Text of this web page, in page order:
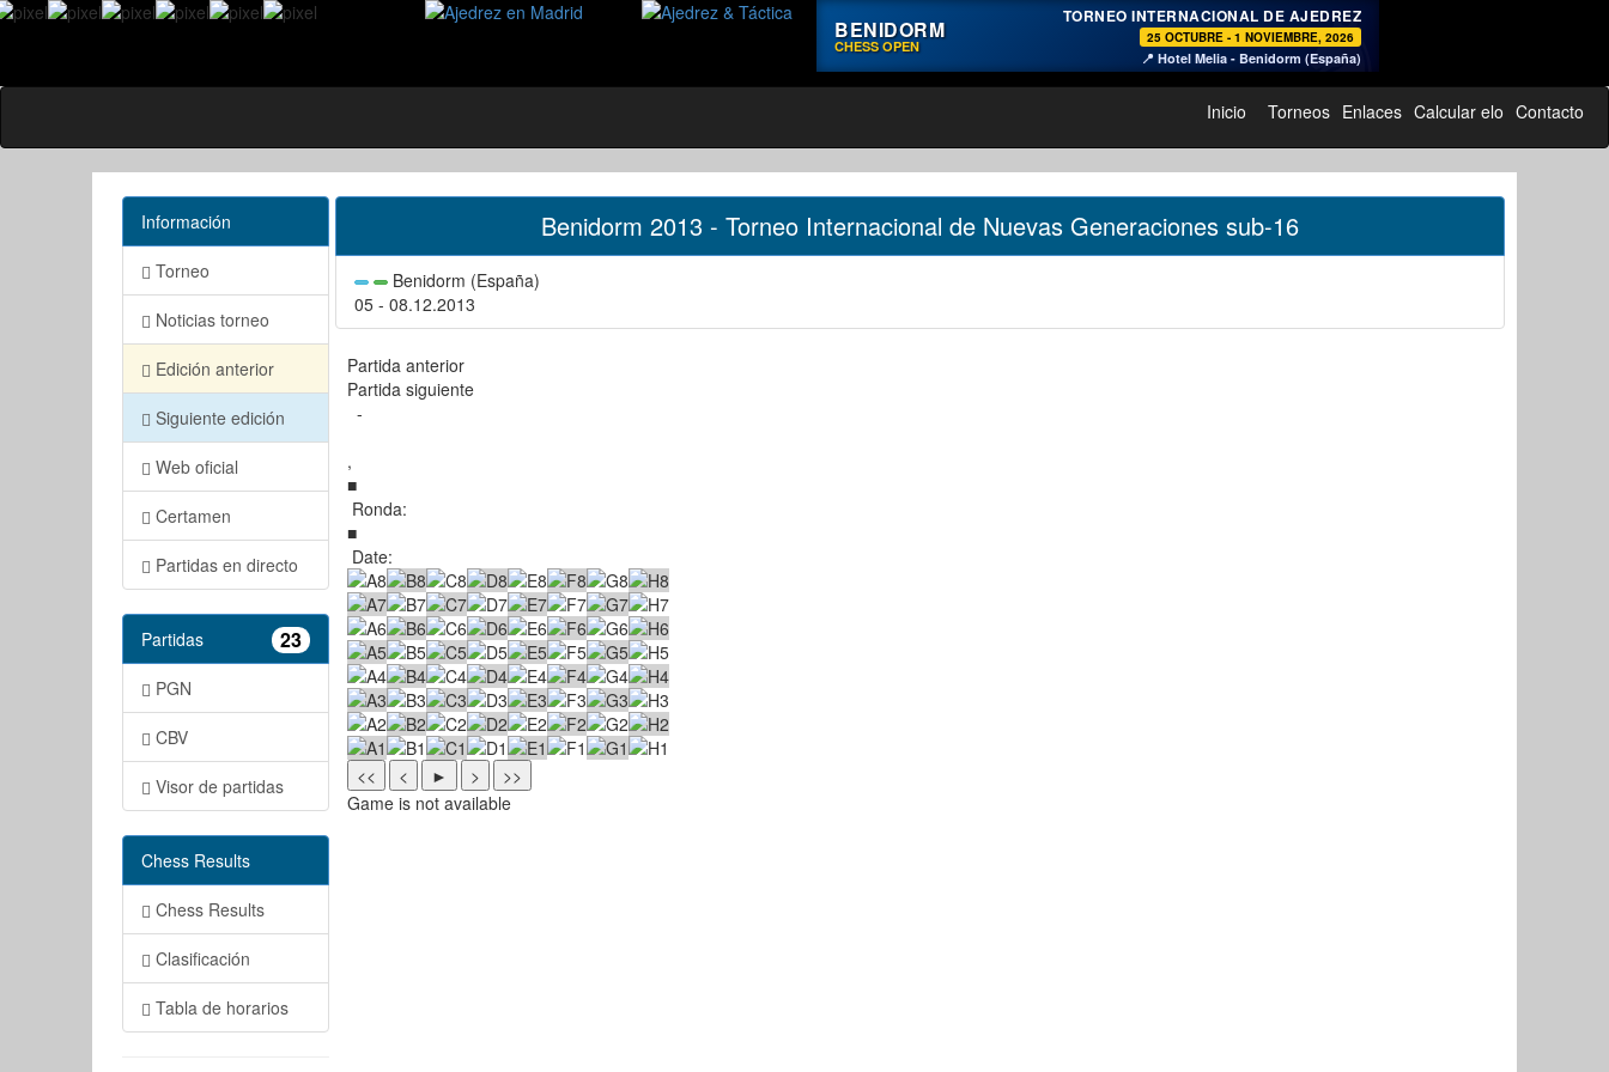
♞
BENIDORM
CHESS OPEN
TORNEO INTERNACIONAL DE AJEDREZ
25 OCTUBRE - 1 NOVIEMBRE, 2026
📍 Hotel Melia - Benidorm (España)
Inicio Torneos Enlaces Calcular elo Contacto
Información
Torneo
Noticias torneo
Edición anterior
Siguiente edición
Web oficial
Certamen
Partidas en directo
Partidas 23
PGN
CBV
Visor de partidas
Chess Results
Chess Results
Clasificación
Tabla de horarios
Benidorm 2013 - Torneo Internacional de Nuevas Generaciones sub-16
Benidorm (España)
05 - 08.12.2013
Partida anterior
Partida siguiente
-
,
■
Ronda:
■
Date:
Game is not available